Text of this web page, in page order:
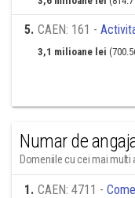
5. CAEN: 161 -
3,1 milioane lei
Numar de
Domeniile cu cei mai multi
1. CAEN: 4711 -